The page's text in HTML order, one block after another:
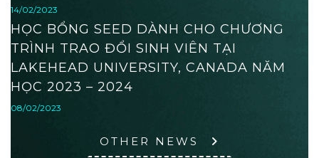
14/02/2023
HỌC BỔNG SEED DÀNH CHO CHƯƠNG
TRÌNH TRAO ĐỔI SINH VIÊN TẠI
LAKEHEAD UNIVERSITY, CANADA NĂM
HỌC 2023 – 2024
08/02/2023
OTHER NEWS